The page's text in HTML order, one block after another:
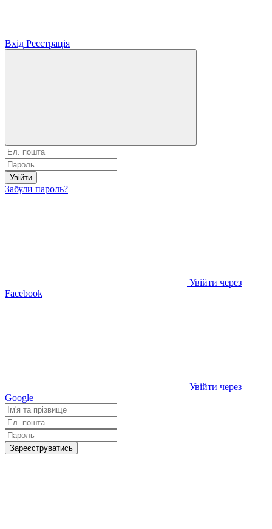
Вхід Реєстрація
Увійти
Забули пароль?
Увійти через
Facebook
Увійти через
Google
Зареєструватись